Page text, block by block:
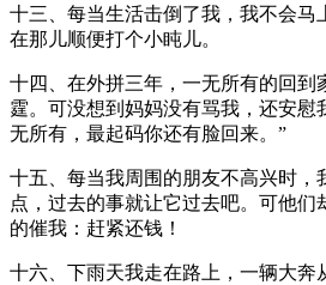
十三、每当生活击倒了我，我不会马
在那儿顺便打个小盹儿。
十四、在外拼三年，一无所有的回到
霆。可没想到妈妈没有骂我，还安慰
无所有，最起码你还有脸回来。”
十五、每当我周围的朋友不高兴时，
点，过去的事就让它过去吧。可他们
的催我：赶紧还钱！
十六、下雨天我走在路上，一辆大奔